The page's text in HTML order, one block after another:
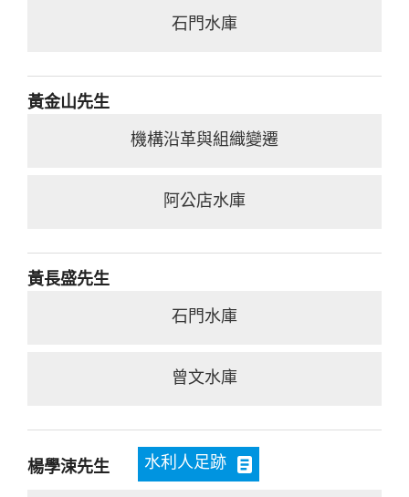
石門水庫
黃金山先生
機構沿革與組織變遷
阿公店水庫
黃長盛先生
石門水庫
曾文水庫
楊學涑先生 水利人足跡